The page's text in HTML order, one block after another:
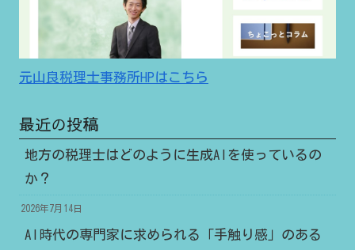
元山良税理士事務所HPはこちら
最近の投稿
地方の税理士はどのように生成AIを使っているの
か？
2026年7月14日
AI時代の専門家に求められる「手触り感」のある